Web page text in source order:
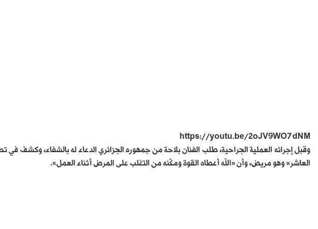
https://youtu.be/2oJV9WO7dNM
وقبل إجرائه العملية الجراحية، طلب الفنان بلاحة من جمهوره الجزائري الدعاء له بالشفاء، وكشف
العاشر» وهو مريض، وأن «الله أعطاه القوة ومكّنه من التغلب على المرض أثناء العمل».